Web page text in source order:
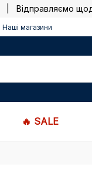
Відправляємо
Наші магазини
🔥 SALE